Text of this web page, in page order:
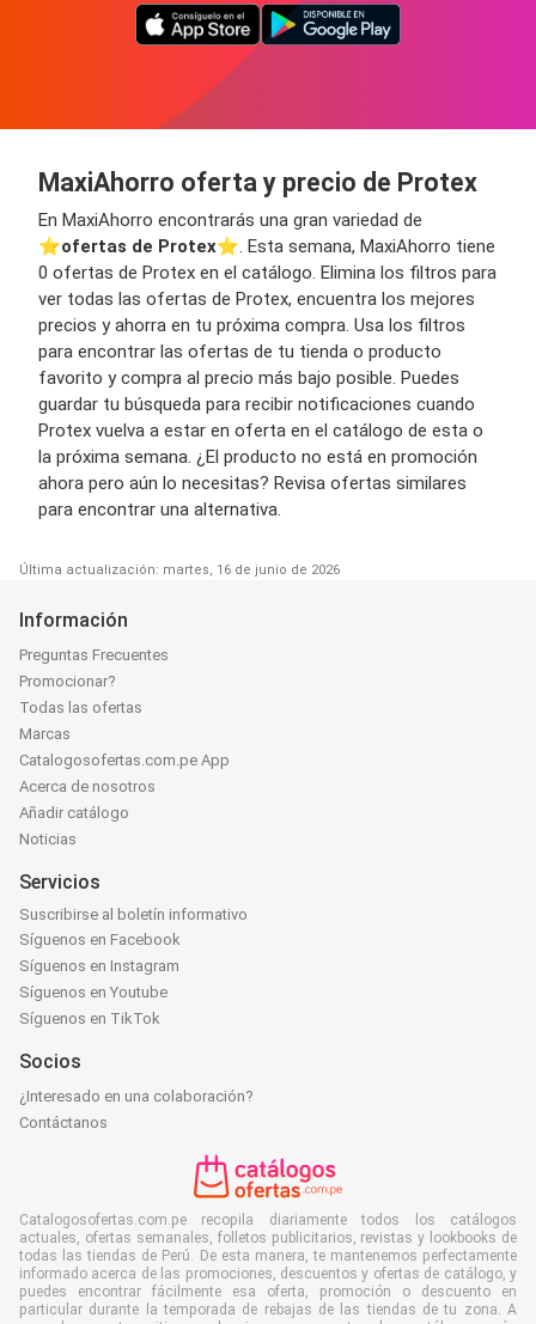
MaxiAhorro oferta y precio de Protex
En MaxiAhorro encontrarás una gran variedad de
⭐️ofertas de Protex⭐️. Esta semana, MaxiAhorro tiene
0 ofertas de Protex en el catálogo. Elimina los filtros para
ver todas las ofertas de Protex, encuentra los mejores
precios y ahorra en tu próxima compra. Usa los filtros
para encontrar las ofertas de tu tienda o producto
favorito y compra al precio más bajo posible. Puedes
guardar tu búsqueda para recibir notificaciones cuando
Protex vuelva a estar en oferta en el catálogo de esta o
la próxima semana. ¿El producto no está en promoción
ahora pero aún lo necesitas? Revisa ofertas similares
para encontrar una alternativa.
Última actualización: martes, 16 de junio de 2026
Información
Preguntas Frecuentes
Promocionar?
Todas las ofertas
Marcas
Catalogosofertas.com.pe App
Acerca de nosotros
Añadir catálogo
Noticias
Servicios
Suscribirse al boletín informativo
Síguenos en Facebook
Síguenos en Instagram
Síguenos en Youtube
Síguenos en TikTok
Socios
¿Interesado en una colaboración?
Contáctanos
Catalogosofertas.com.pe recopila diariamente todos los catálogos
actuales, ofertas semanales, folletos publicitarios, revistas y lookbooks de
todas las tiendas de Perú. De esta manera, te mantenemos perfectamente
informado acerca de las promociones, descuentos y ofertas de catálogo, y
puedes encontrar fácilmente esa oferta, promoción o descuento en
particular durante la temporada de rebajas de las tiendas de tu zona. A